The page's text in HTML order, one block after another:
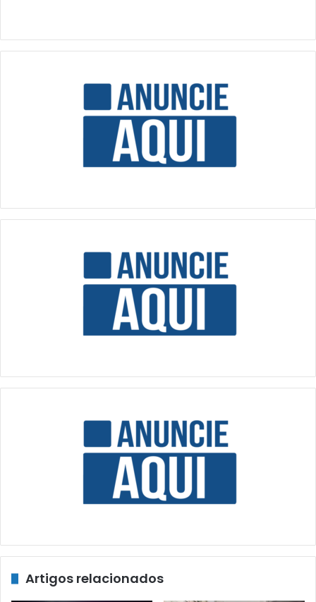
Artigos relacionados